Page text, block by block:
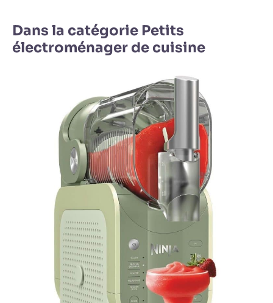
Dans la catégorie Petits
électroménager de cuisine